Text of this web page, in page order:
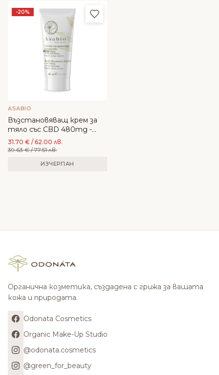
-20% Добави в любими
ASABIO
Възстановяващ крем за
тяло със CBD 480mg -
ASABIO
31.70 € / 62.00 лв.
39.63€/ 77.51 лв.
ИЗЧЕРПАН
Органична козметика, създадена с грижа за вашата
кожа и природата.
Odonata Cosmetics
Organic Make-Up Studio
@odonata.cosmetics
@green_for_beauty